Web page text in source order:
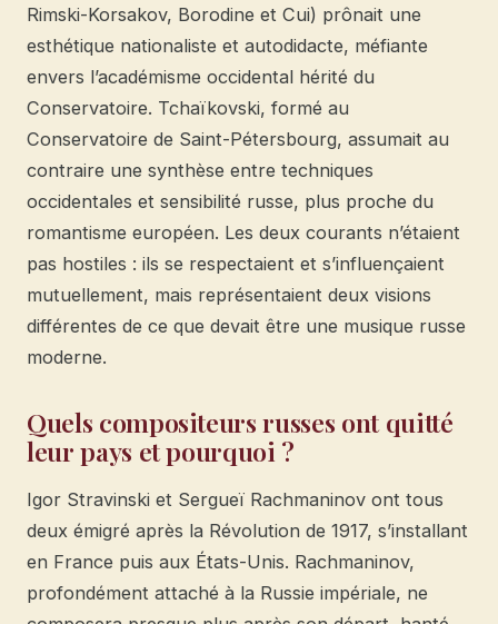
Rimski-Korsakov, Borodine et Cui) prônait une
esthétique nationaliste et autodidacte, méfiante
envers l’académisme occidental hérité du
Conservatoire. Tchaïkovski, formé au
Conservatoire de Saint-Pétersbourg, assumait au
contraire une synthèse entre techniques
occidentales et sensibilité russe, plus proche du
romantisme européen. Les deux courants n’étaient
pas hostiles : ils se respectaient et s’influençaient
mutuellement, mais représentaient deux visions
différentes de ce que devait être une musique russe
moderne.
Quels compositeurs russes ont quitté
leur pays et pourquoi ?
Igor Stravinski et Sergueï Rachmaninov ont tous
deux émigré après la Révolution de 1917, s’installant
en France puis aux États-Unis. Rachmaninov,
profondément attaché à la Russie impériale, ne